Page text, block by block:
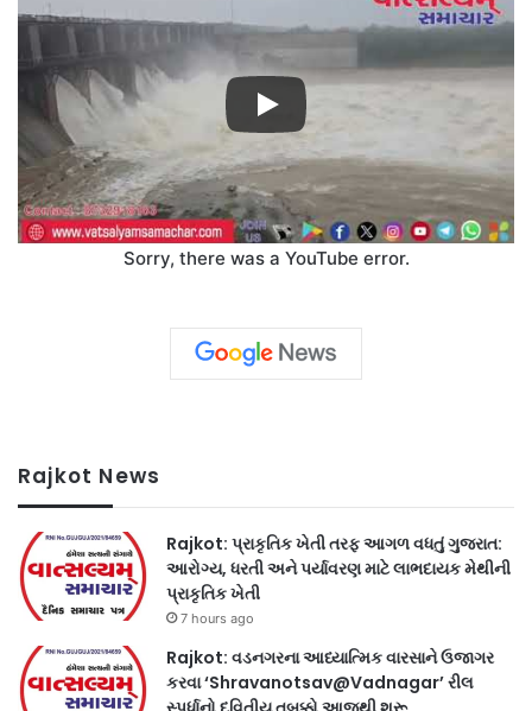
Sorry, there was a YouTube error.
Rajkot News
Rajkot: પ્રાકૃતિક ખેતી તરફ આગળ વધતું ગુજરાત:
આરોગ્ય, ધરતી અને પર્યાવરણ માટે લાભદાયક મેથીની
પ્રાકૃતિક ખેતી
7 hours ago
Rajkot: વડનગરના આધ્યાત્મિક વારસાને ઉજાગર
કરવા ‘Shravanotsav@Vadnagar’ રીલ